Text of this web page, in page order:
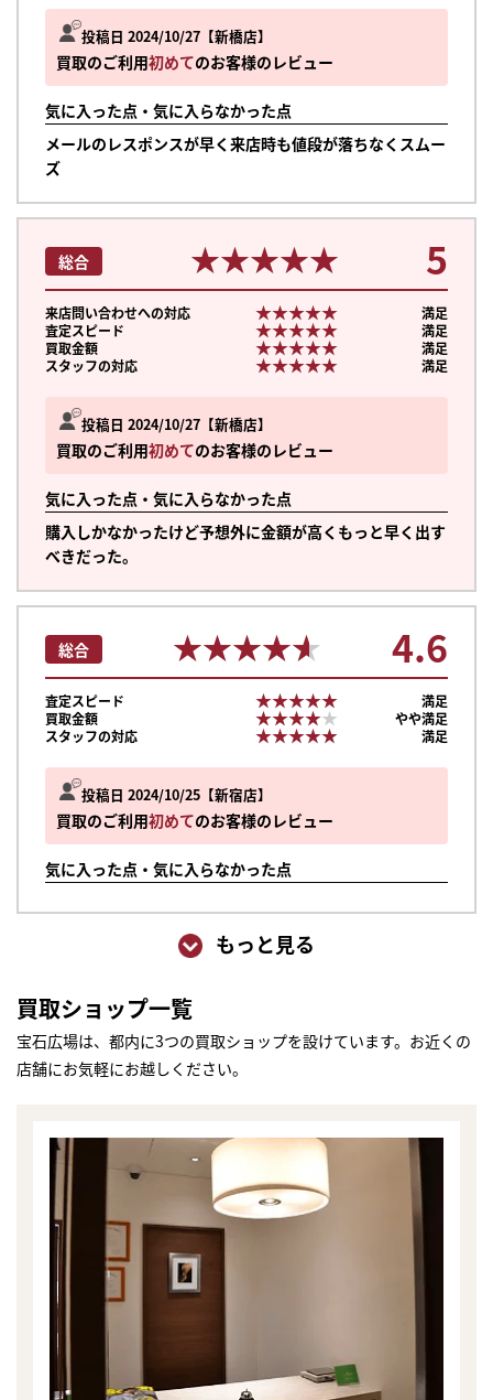
投稿日 2024/10/27 新橋店
買取のご利用初めてのお客様のレビュー
気に入った点・気に入らなかった点
メールのレスポンスが早く来店時も値段が落ちなくスムー
ズ
投稿日 2024/10/27 新橋店
買取のご利用初めてのお客様のレビュー
気に入った点・気に入らなかった点
購入しかなかったけど予想外に金額が高くもっと早く出す
べきだった。
総合 ★★★★★
★★★★★ 5
来店問い合わせへの対応 ★★★★★
★★★★★
満足
査定スピード
★★★★★
★★★★★
満足
買取金額
★★★★★
★★★★★
満足
スタッフの対応
★★★★★
★★★★★ 満足
投稿日 2024/10/25 新宿店
買取のご利用初めてのお客様のレビュー
気に入った点・気に入らなかった点
総合 ★★★★★
★★★★★ 4.6
査定スピード ★★★★★
★★★★★
満足
買取金額
★★★★★
★★★★★
やや満足
スタッフの対応
★★★★★
★★★★★ 満足
もっと見る
買取ショップ一覧
宝石広場は、都内に3つの買取ショップを設けています。お近くの
店舗にお気軽にお越しください。
かんたん30秒でお試し査定